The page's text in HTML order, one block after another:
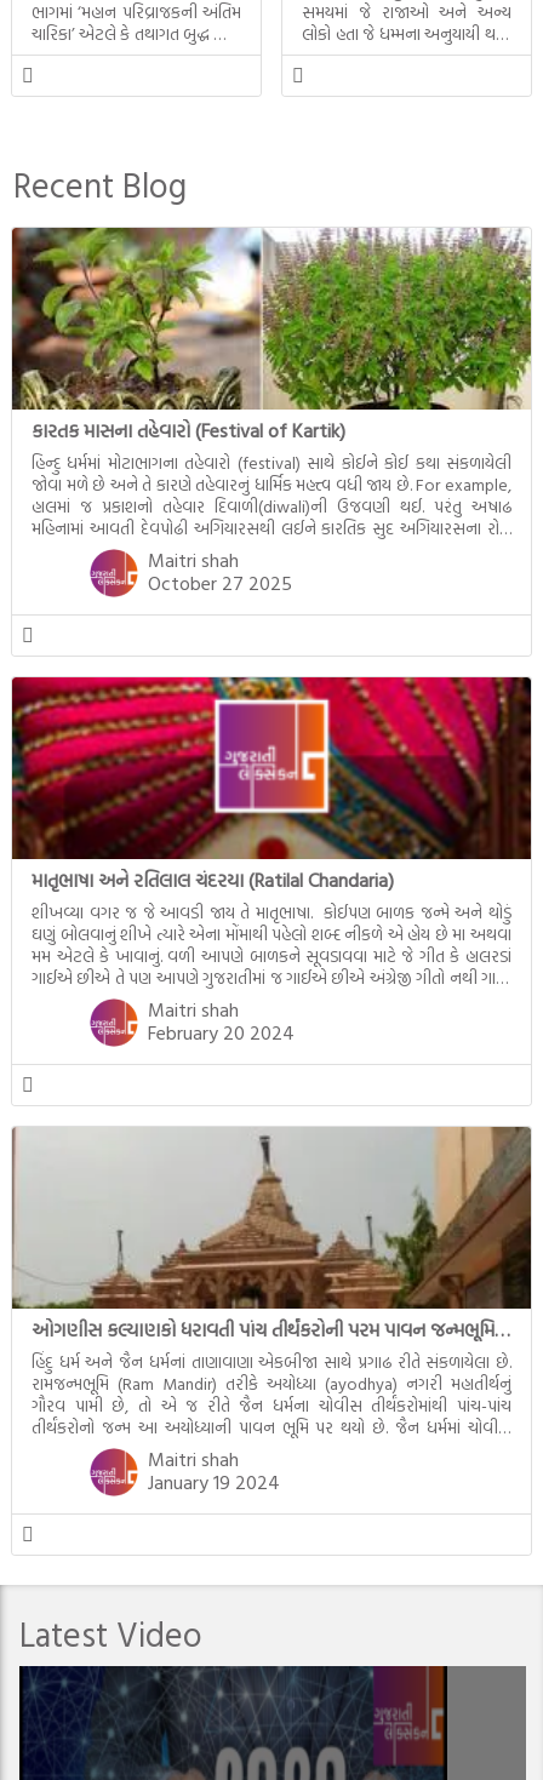
ભાગમાં ‘મહાન પરિવ્રાજકની અંતિમ
ચારિકા’ એટલે કે તથાગત બુદ્ધ સાથે
સતત પરિભ્રમણ કરતા સહચારીઓ
મુલાકાત, બીજા ભાગમાં તથાગતે
ઉત્તરાધિકારી તરીકે સ્થાપે છે તે
દૃશ્યો અંકિત થયાં છે. ટૂંકમાં બુદ્ધનાં
જીવનના અંતિમ દિવસોની યાત્રાનો
પરિપાક જોવા મળે […]
સમયમાં જે રાજાઓ અને અન્ય
લોકો હતા જે ધમ્મના અનુયાયી થયા.
તેમનો અને બુદ્ધ વચ્ચે થયેલો
Recent Blog
કારતક માસના તહેવારો (Festival of Kartik)
હિન્દુ ધર્મમાં મોટાભાગના તહેવારો (festival) સાથે કોઈને કોઈ કથા સંકળાયેલી
જોવા મળે છે અને તે કારણે તહેવારનું ધાર્મિક મહત્ત્વ વધી જાય છે. For example,
હાલમાં જ પ્રકાશનો તહેવાર દિવાળી(diwali)ની ઉજવણી થઈ. પરંતુ અષાઢ
મહિનામાં આવતી દેવપોઢી અગિયારસથી લઈને કારતિક સુદ અગિયારસના રોજ
આવતી દેવ ઊઠી અગિયારસ વચ્ચે મોટેભાગે યજ્ઞોપવીત સંસ્કાર, લગ્ન,
દીક્ષાગ્રહણ, યજ્ઞ, ગૃહપ્રવેશ જેવા […]
Maitri shah
October 27 2025
માતૃભાષા અને રતિલાલ ચંદરયા (Ratilal Chandaria)
શીખવ્યા વગર જ જે આવડી જાય તે માતૃભાષા. કોઈપણ બાળક જન્મે અને થોડું
ઘણું બોલવાનું શીખે ત્યારે એના મોંમાથી પહેલો શબ્દ નીકળે એ હોય છે મા અથવા
મમ એટલે કે ખાવાનું. વળી આપણે બાળકને સૂવડાવવા માટે જે ગીત કે હાલરડાં
ગાઈએ છીએ તે પણ આપણે ગુજરાતીમાં જ ગાઈએ છીએ અંગ્રેજી ગીતો નથી ગાતા.
આમ બાળકને […]
Maitri shah
February 20 2024
ઓગણીસ કલ્યાણકો ધરાવતી પાંચ તીર્થંકરોની પરમ પાવન જન્મભૂમિ – અયોધ્યા (Ayodhya)
હિંદુ ધર્મ અને જૈન ધર્મનાં તાણાવાણા એકબીજા સાથે પ્રગાઢ રીતે સંકળાયેલા છે.
રામજન્મભૂમિ (Ram Mandir) તરીકે અયોધ્યા (ayodhya) નગરી મહાતીર્થનું
ગૌરવ પામી છે, તો એ જ રીતે જૈન ધર્મના ચોવીસ તીર્થંકરોમાંથી પાંચ-પાંચ
તીર્થંકરોનો જન્મ આ અયોધ્યાની પાવન ભૂમિ પર થયો છે. જૈન ધર્મમાં ચોવીસ
તીર્થંકરોમાંથી પાંચ-પાંચ તીર્થંકરોનાં કલ્યાણકો અહીં આવ્યાં છે. દરેક તીર્થંકરના
જીવનની ચ્યવન(માતાના […]
Maitri shah
January 19 2024
Latest Video